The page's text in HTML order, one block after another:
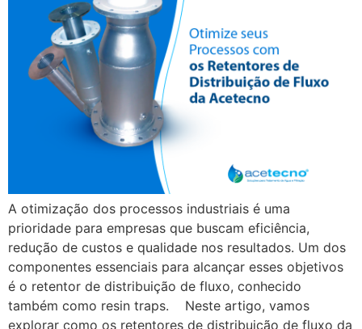
A otimização dos processos industriais é uma
prioridade para empresas que buscam eficiência,
redução de custos e qualidade nos resultados. Um dos
componentes essenciais para alcançar esses objetivos
é o retentor de distribuição de fluxo, conhecido
também como resin traps. Neste artigo, vamos
explorar como os retentores de distribuição de fluxo da